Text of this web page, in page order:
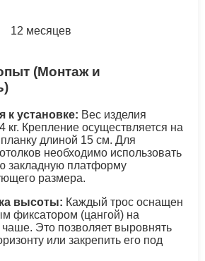
12 месяцев
(Монтаж и
к установке: Вес изделия
кг. Крепление осуществляется на
длиной 15 см. Для
необходимо использовать
закладную платформу
размера.
высоты: Каждый трос оснащен
фиксатором (цангой) на
чаше. Это позволяет выровнять
или закрепить его под